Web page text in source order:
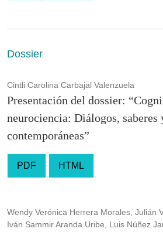
Dossier
Cintli Carolina Carbajal Valenzuela
Presentación del dossier:
neurociencia: Diálogos, saberes
contemporáneas”
PDF HTML
Wendy Verónica Herrera Morales, Julián
Iván Sammir Aranda Uribe, Luis Núñez